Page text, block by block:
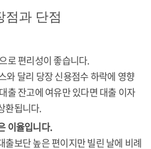
점과 단점
로 편리성이 좋습니다.
와 달리 당장 신용점수 하락에 영향
출 잔고에 여유만 있다면 대출 이자
환됩니다.
이율입니다.
출보단 높은 편이지만 빌린 날에 비례